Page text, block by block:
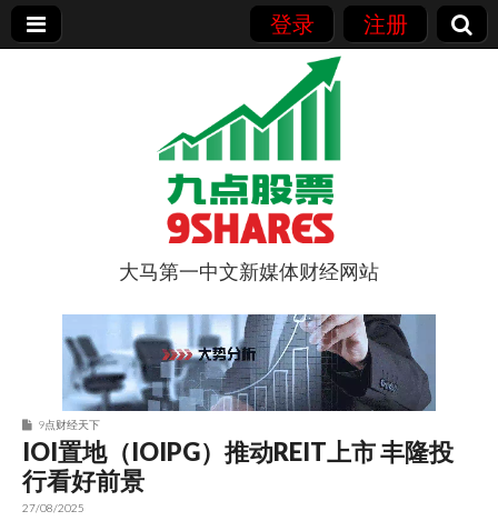
登录 注册
9点股票
大马第一中文新媒体财经网站
9点财经天下
IOI置地（IOIPG）推动REIT上市 丰隆投
行看好前景
27/08/2025